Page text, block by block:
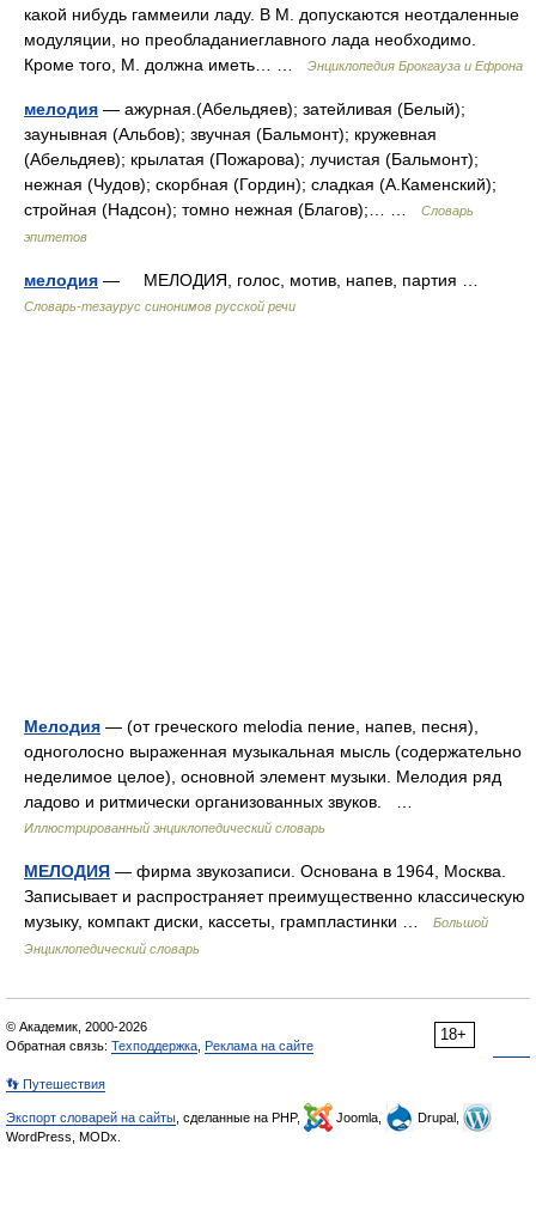
какой нибудь гаммеили ладу. В М. допускаются неотдаленные
модуляции, но преобладаниеглавного лада необходимо.
Кроме того, М. должна иметь… …
Энциклопедия Брокгауза и Ефрона
мелодия — ажурная.(Абельдяев); затейливая (Белый);
заунывная (Альбов); звучная (Бальмонт); кружевная
(Абельдяев); крылатая (Пожарова); лучистая (Бальмонт);
нежная (Чудов); скорбная (Гордин); сладкая (А.Каменский);
стройная (Надсон); томно нежная (Благов);… …
Словарь
эпитетов
мелодия — МЕЛОДИЯ, голос, мотив, напев, партия …
Словарь-тезаурус синонимов русской речи
Мелодия — (от греческого melodia пение, напев, песня),
одноголосно выраженная музыкальная мысль (содержательно
неделимое целое), основной элемент музыки. Мелодия ряд
ладово и ритмически организованных звуков. …
Иллюстрированный энциклопедический словарь
МЕЛОДИЯ — фирма звукозаписи. Основана в 1964, Москва.
Записывает и распространяет преимущественно классическую
музыку, компакт диски, кассеты, грампластинки …
Большой
Энциклопедический словарь
18+
© Академик, 2000-2026
Обратная связь: Техподдержка Реклама на сайте
👣 Путешествия
Экспорт словарей на сайты , сделанные на PHP, Joomla,
Drupal,
WordPress, MODx.